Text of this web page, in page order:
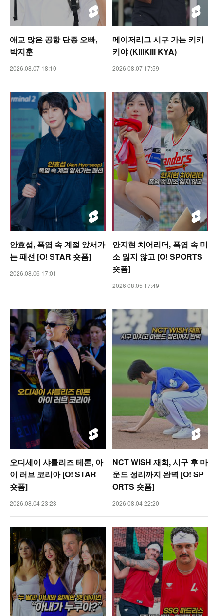
애교 많은 공항 단종 오빠,
박지훈
2026.08.07 18:10
메이저리그 시구 가는 키키
키야 (KiiiKiii KYA)
2026.08.07 17:59
안효섭, 폭염 속 계절 앞서가
는 패션 [O! STAR 숏폼]
2026.08.06 17:01
안지현 치어리더, 폭염 속 미
소 잃지 않고 [O! SPORTS
숏폼]
2026.08.05 17:49
오디세이 샤를리즈 테론, 아
이 러브 코리아 [O! STAR
숏폼]
2026.08.04 23:23
NCT WISH 재희, 시구 후 마
운드 정리까지 완벽 [O! SP
ORTS 숏폼]
2026.08.04 22:20